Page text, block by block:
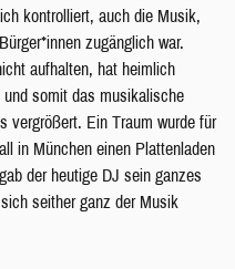
kontrolliert, auch die Musik,
zugänglich war.
aufhalten, hat heimlich
somit das musikalische
vergrößert. Ein Traum wurde für
in München einen Plattenladen
der heutige DJ sein ganzes
seither ganz der Musik